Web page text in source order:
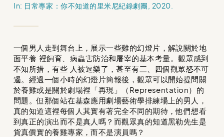
In: 日常專家：你不知道的里米尼紀錄劇團, 2020.
一個男人走到舞台上，展示一些雞的幻燈片，解說關於地
面平養 裡飼育、病蟲害防治和屠宰的基本考量。觀眾感到
不知所措，有些 人被逗樂了，甚至有三、四個觀眾怒不可
遏。經過一個小時的幻燈片簡報後，觀眾可以開始提問關
於養雞或是關於劇場裡「再現」（Representation）的
問題。但那個站在基森應用劇場藝術學排練場上的男人，
真的知道這裡每個人其實有著完全不同的期待，他們想看
到真正的演出而不是真人嗎？而觀眾真的知道黑勒先生是
貨真價實的養雞專家，而不是演員嗎？